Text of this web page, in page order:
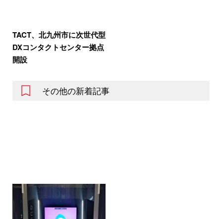
TACT、北九州市に次世代型
DXコンタクトセンター拠点
開設
その他の新着記事